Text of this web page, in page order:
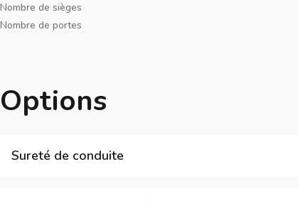
Nombre de sièges
Nombre de portes
Options
Sureté de conduite